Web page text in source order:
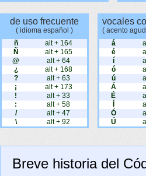
de uso frecuente
( idioma español )
ñ
alt + 164
Ñ
alt + 165
@
alt + 64
¿
alt + 168
?
alt + 63
¡
alt + 173
!
alt + 33
:
alt + 58
/
alt + 47
\
alt + 92
vocales
( acento
á
é
í
ó
ú
Á
É
Ó
Ú
Breve historia del